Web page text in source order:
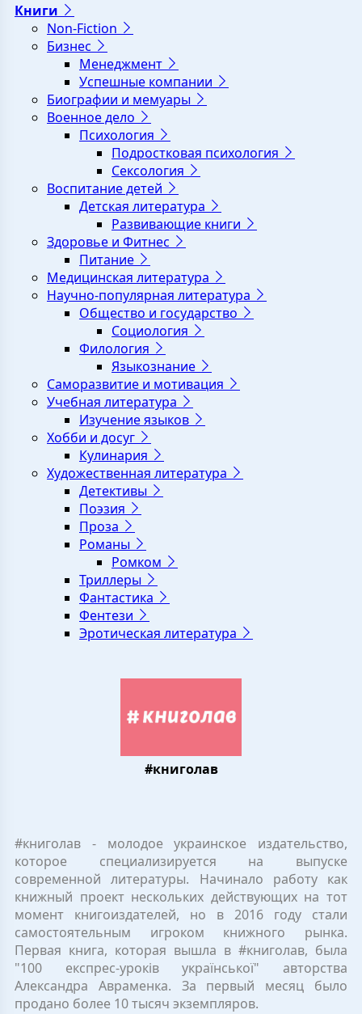
Книги
Non-Fiction
Бизнес
Менеджмент
Успешные компании
Биографии и мемуары
Военное дело
Психология
Подростковая психология
Сексология
Воспитание детей
Детская литература
Развивающие книги
Здоровье и Фитнес
Питание
Медицинская литература
Научно-популярная литература
Общество и государство
Социология
Филология
Языкознание
Саморазвитие и мотивация
Учебная литература
Изучение языков
Хобби и досуг
Кулинария
Художественная литература
Детективы
Поэзия
Проза
Романы
Ромком
Триллеры
Фантастика
Фентези
Эротическая литература
#книголав
#книголав - молодое украинское издательство,
которое специализируется на выпуске
современной литературы. Начинало работу как
книжный проект нескольких действующих на тот
момент книгоиздателей, но в 2016 году стали
самостоятельным игроком книжного рынка.
Первая книга, которая вышла в #книголав, была
"100 експрес-уроків української" авторства
Александра Авраменка. За первый месяц было
продано более 10 тысяч экземпляров.